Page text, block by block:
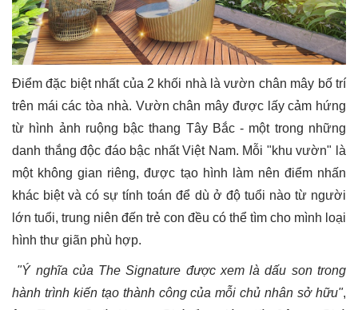
Điểm đặc biệt nhất của 2 khối nhà là vườn chân mây bố trí
trên mái các tòa nhà. Vườn chân mây được lấy cảm hứng
từ hình ảnh ruộng bậc thang Tây Bắc - một trong những
danh thắng độc đáo bậc nhất Việt Nam. Mỗi "khu vườn" là
một không gian riêng, được tạo hình làm nên điểm nhấn
khác biệt và có sự tính toán để dù ở độ tuổi nào từ người
lớn tuổi, trung niên đến trẻ con đều có thể tìm cho mình loại
hình thư giãn phù hợp.
"Ý nghĩa của The Signature được xem là dấu son trong
hành trình kiến tạo thành công của mỗi chủ nhân sở hữu",